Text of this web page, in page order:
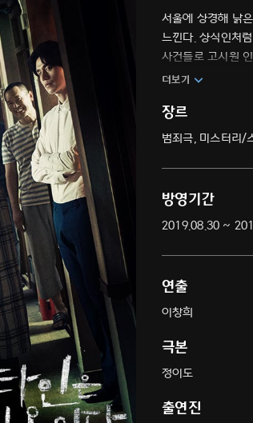
서울에 상경해 낡
느낀다. 상식인처
사건들로 고시원
더보기
장르
범죄극, 미스터리/
방영기간
2019.08.30 ~
연출
이창희
극본
정이도
출연진